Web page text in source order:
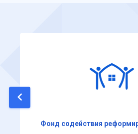
Фонд содействия